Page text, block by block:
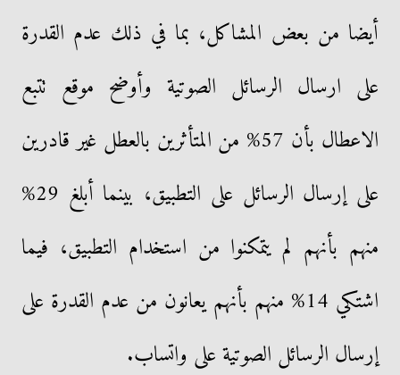
أيضا من بعض المشاكل، بما في ذلك عدم القدرة
على ارسال الرسائل الصوتية وأوضح موقع تتبع
الاعطال بأن 57% من المتأثرين بالعطل غير قادرين
على إرسال الرسائل على التطبيق، بينما أبلغ 29%
منهم بأنهم لم يتمكنوا من استخدام التطبيق، فيما
اشتكي 14% منهم بأنهم يعانون من عدم القدرة على
إرسال الرسائل الصوتية على واتساب.